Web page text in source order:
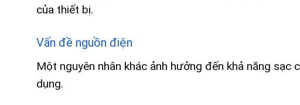
của thiết bị.
Vấn đề nguồn điện
Một nguyên nhân khác ảnh hưởng đến khả năng
dụng.